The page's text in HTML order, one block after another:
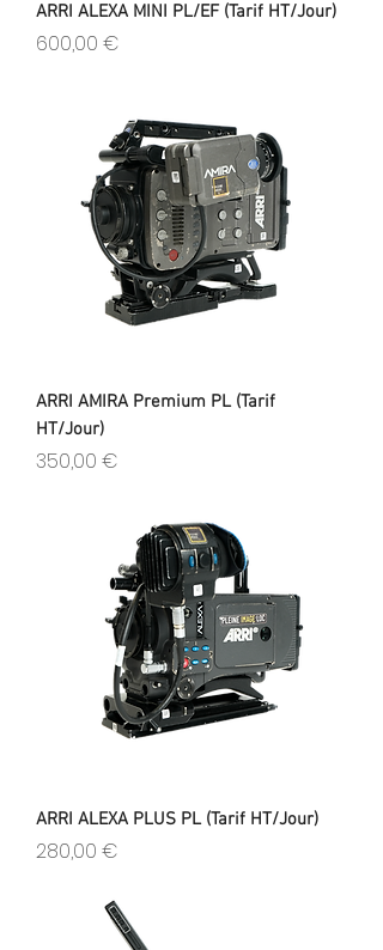
ARRI ALEXA MINI PL/EF (Tarif HT/Jour)
Prix
600,00 €
ARRI AMIRA Premium PL (Tarif
HT/Jour)
Prix
350,00 €
ARRI ALEXA PLUS PL (Tarif HT/Jour)
Prix
280,00 €